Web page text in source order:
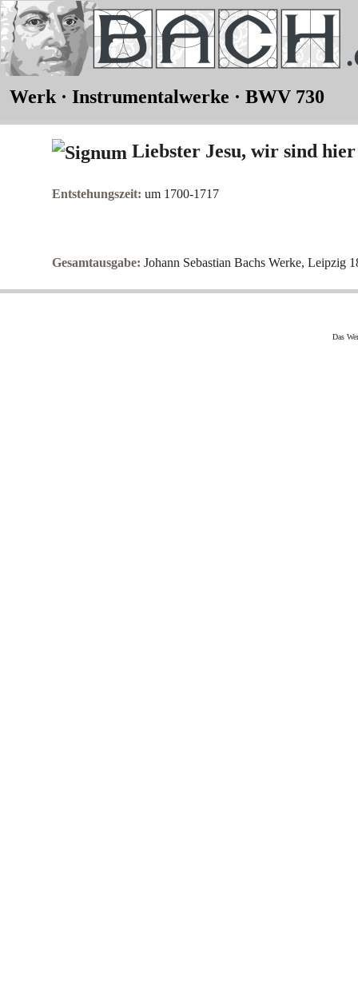
Werk · Instrumentalwerke · BWV 730
Liebster Jesu, wir sind hier
Entstehungszeit: um 1700-1717
Gesamtausgabe: Johann Sebastian Bachs Werke, Leipzig
Das